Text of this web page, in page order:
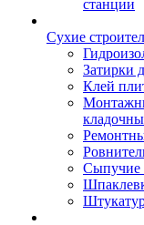
станции
Сухие
Затирки
Клей
Сыпучие